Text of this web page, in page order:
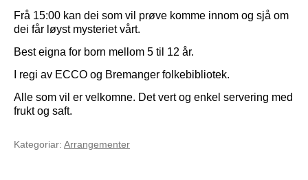
Frå 15:00 kan dei som vil prøve komme innom og sjå om
dei får løyst mysteriet vårt.
Best eigna for born mellom 5 til 12 år.
I regi av ECCO og Bremanger folkebibliotek.
Alle som vil er velkomne. Det vert og enkel servering med
frukt og saft.
Kategoriar: Arrangementer